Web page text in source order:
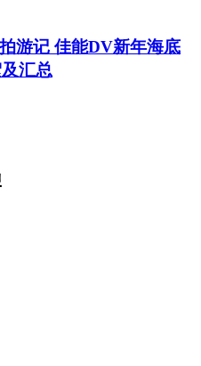
游记 佳能DV新年海底
汇总